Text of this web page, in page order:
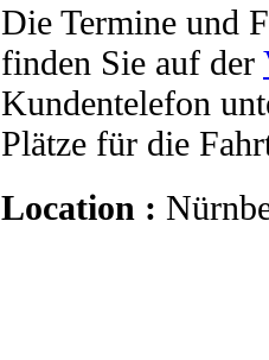
Die Termine und
finden Sie auf der
Kundentelefon
Plätze für die
Location :